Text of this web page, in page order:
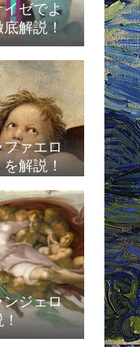
イゼでよ
解説！
ァエロ
を解説！
ジェロ
！